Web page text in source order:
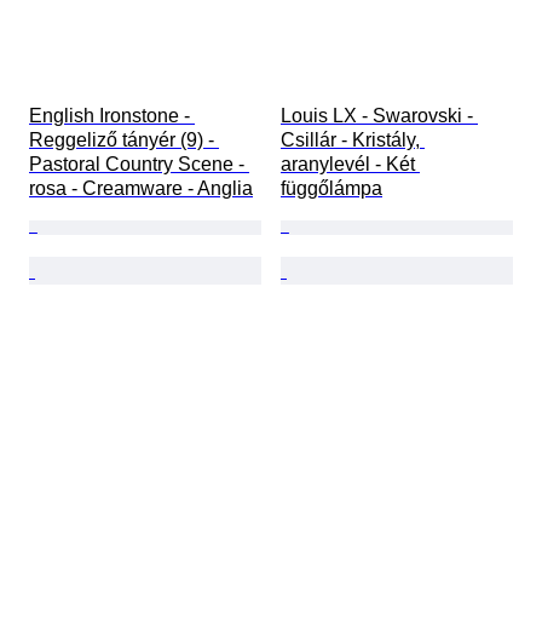
English Ironstone -
Reggeliző tányér (9) -
Pastoral Country Scene -
rosa - Creamware - Anglia
Louis LX - Swarovski -
Csillár - Kristály,
aranylevél - Két
függőlámpa